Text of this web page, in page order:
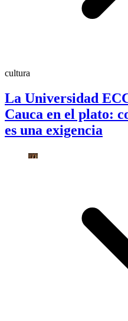
cultura
La Universidad
Cauca en el plato:
es una exigencia